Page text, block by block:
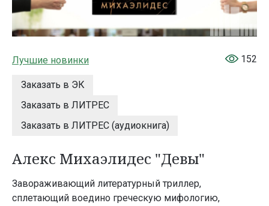
Лучшие новинки
Заказать в ЭК
Заказать в ЛИТРЕС
Заказать в ЛИТРЕС (аудиокнига)
152
Алекс Михаэлидес "Девы"
Завораживающий литературный триллер,
сплетающий воедино греческую мифологию,